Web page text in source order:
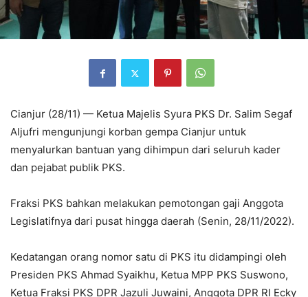
Cianjur (28/11) — Ketua Majelis Syura PKS Dr. Salim Segaf
Aljufri mengunjungi korban gempa Cianjur untuk
menyalurkan bantuan yang dihimpun dari seluruh kader
dan pejabat publik PKS.
Fraksi PKS bahkan melakukan pemotongan gaji Anggota
Legislatifnya dari pusat hingga daerah (Senin, 28/11/2022).
Kedatangan orang nomor satu di PKS itu didampingi oleh
Presiden PKS Ahmad Syaikhu, Ketua MPP PKS Suswono,
Ketua Fraksi PKS DPR Jazuli Juwaini, Anggota DPR RI Ecky